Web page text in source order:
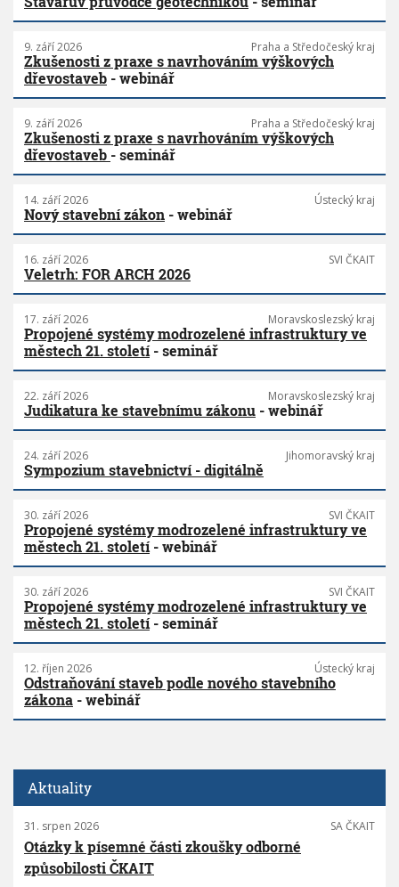
9. září 2026 Praha a Středočeský kraj
Zkušenosti z praxe s navrhováním výškových
dřevostaveb - webinář
9. září 2026 Praha a Středočeský kraj
Zkušenosti z praxe s navrhováním výškových
dřevostaveb - seminář
14. září 2026 Ústecký kraj
Nový stavební zákon - webinář
16. září 2026 SVI ČKAIT
Veletrh: FOR ARCH 2026
17. září 2026 Moravskoslezský kraj
Propojené systémy modrozelené infrastruktury ve
městech 21. století- seminář
22. září 2026 Moravskoslezský kraj
Judikatura ke stavebnímu zákonu - webinář
24. září 2026 Jihomoravský kraj
Sympozium stavebnictví - digitálně
30. září 2026 SVI ČKAIT
Propojené systémy modrozelené infrastruktury ve
městech 21. století- webinář
30. září 2026 SVI ČKAIT
Propojené systémy modrozelené infrastruktury ve
městech 21. století- seminář
12. říjen 2026 Ústecký kraj
Odstraňování staveb podle nového stavebního
zákona - webinář
Aktuality
31. srpen 2026 SA ČKAIT
Otázky k písemné části zkoušky odborné
způsobilosti ČKAIT